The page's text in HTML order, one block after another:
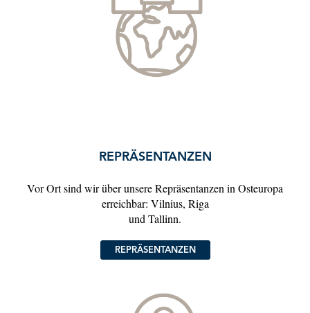
REPRÄSENTANZEN
Vor Ort sind wir über unsere Repräsentanzen in Osteuropa
erreichbar: Vilnius, Riga
und Tallinn.
REPRÄSENTANZEN